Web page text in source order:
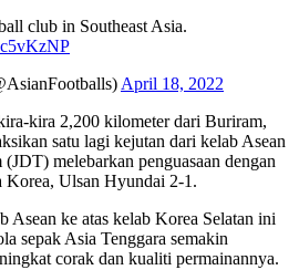
club in Southeast Asia.
April 18, 2022
kira 2,200 kilometer dari Buriram,
satu lagi kejutan dari kelab Asean
melebarkan penguasaan dengan
Korea, Ulsan Hyundai 2-1.
Asean ke atas kelab Korea Selatan ini
sepak Asia Tenggara semakin
corak dan kualiti permainannya.